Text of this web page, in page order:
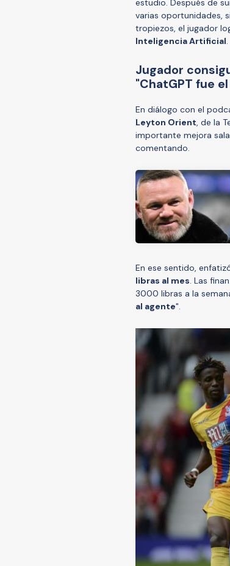
estudio. Después de
varias oportunidades,
tropiezos, el jugador
Inteligencia Artificial.
Jugador
"ChatGPT fue
En diálogo con el
Leyton Orient, de la
importante mejora
comentando.
En ese sentido,
libras al mes. Las
3000 libras a la
al ​​agente".